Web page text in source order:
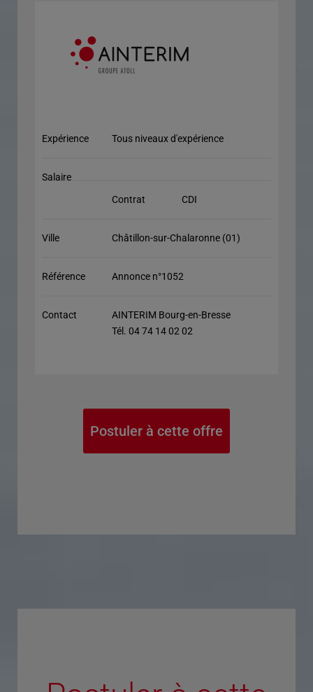
Expérience Tous niveaux d'expérience
Salaire
Contrat
CDI
Ville Châtillon-sur-Chalaronne (01)
Référence Annonce n°1052
Contact
AINTERIM Bourg-en-Bresse
Tél. 04 74 14 02 02
Postuler à cette offre